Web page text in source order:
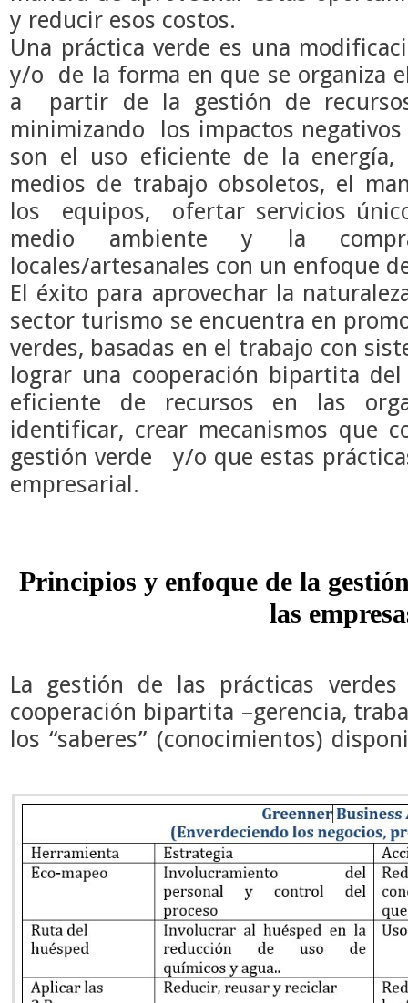
y reducir esos costos.
Una práctica verde es una
y/o de la forma en que se organiza
a partir de la gestión de
minimizando los impactos
son el uso eficiente de la energía,
medios de trabajo obsoletos, el
los equipos, ofertar servicios
medio ambiente y la
locales/artesanales con un enfoque
El éxito para aprovechar la
sector turismo se encuentra en
verdes, basadas en el trabajo con
lograr una cooperación bipartita
eficiente de recursos en las
identificar, crear mecanismos que
gestión verde y/o que estas
empresarial.
Principios y enfoque de la
las
La gestión de las prácticas
cooperación bipartita –gerencia,
los “saberes” (conocimientos)